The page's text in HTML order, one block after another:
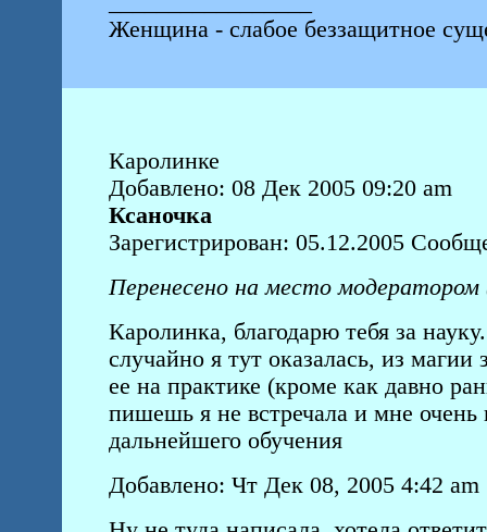
Женщина - слабое беззащитное
Каролинке
Добавлено: 08 Дек 2005 09:20 am
Ксаночка
Зарегистрирован: 05.12.2005
Перенесено на место
Каролинка, благодарю тебя за
случайно я тут оказалась, из
ее на практике (кроме как давно
пишешь я не встречала и мне
дальнейшего обучения
Добавлено: Чт Дек 08, 2005 4:42 am